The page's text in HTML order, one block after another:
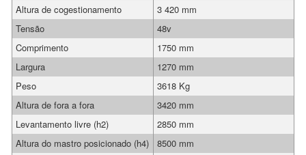
Altura de cogestionamento
3 420 mm
Tensão
48v
Comprimento
1750 mm
Largura
1270 mm
Peso
3618 Kg
Altura de fora a fora
3420 mm
Levantamento livre (h2)
2850 mm
Altura do mastro posicionado (h4)
8500 mm